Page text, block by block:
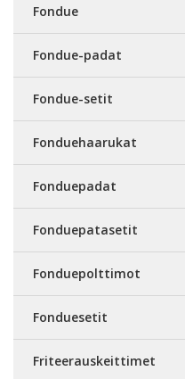
Fondue
Fondue-padat
Fondue-setit
Fonduehaarukat
Fonduepadat
Fonduepatasetit
Fonduepolttimot
Fonduesetit
Friteerauskeittimet